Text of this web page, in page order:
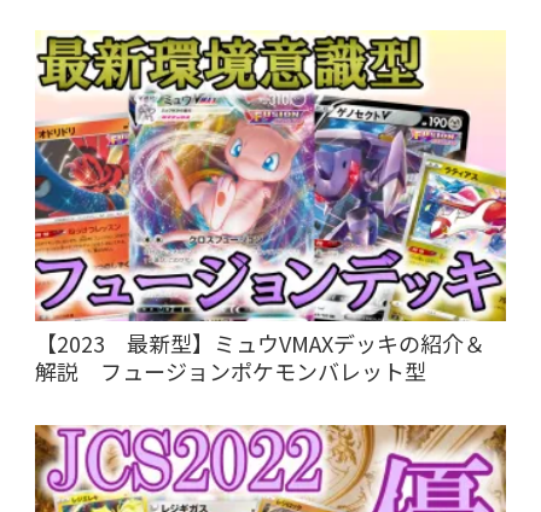
【2023 最新型】ミュウVMAXデッキの紹介＆
解説 フュージョンポケモンバレット型